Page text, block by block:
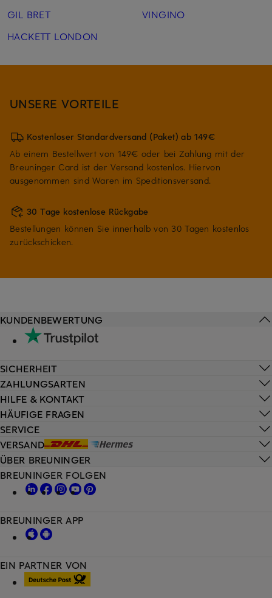
GIL BRET
HACKETT LONDON
VINGINO
UNSERE VORTEILE
Kostenloser Standardversand (Paket) ab 149€
Ab einem Bestellwert von 149€ oder bei Zahlung mit der
Breuninger Card ist der Versand kostenlos. Hiervon
ausgenommen sind Waren im Speditionsversand.
30 Tage kostenlose Rückgabe
Bestellungen können Sie innerhalb von 30 Tagen kostenlos
zurückschicken.
HILFE & KONTAKT
HÄUFIGE FRAGEN
SERVICE
VERSAND
KUNDENBEWERTUNG
SICHERHEIT
ZAHLUNGSARTEN
ÜBER BREUNINGER
EIN PARTNER VON
BREUNINGER FOLGEN
BREUNINGER APP